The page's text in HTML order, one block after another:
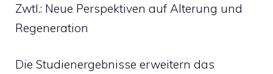
Zwtl.: Neue Perspektiven auf Alterung und
Regeneration
Die Studienergebnisse erweitern das